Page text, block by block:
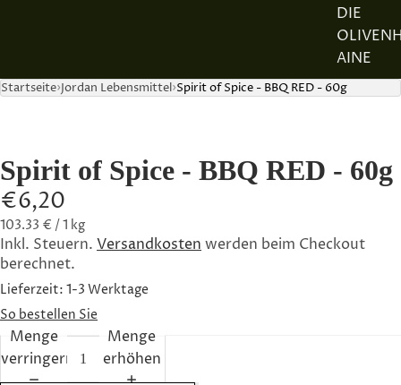
DIE
AINE
DIE
JORDAN
FETA
HNUNGE
Startseite Jordan Lebensmittel Spirit of Spice - BBQ RED - 60g
Spirit of Spice - BBQ RED - 60g
€6,20
103.33 € / 1 kg
Inkl. Steuern. Versandkosten werden beim Checkout
berechnet.
Lieferzeit: 1-3 Werktage
So bestellen Sie
Menge
verringern
Menge
erhöhen